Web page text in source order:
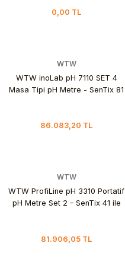
0,00 TL
WTW
WTW inoLab pH 7110 SET 4
Masa Tipi pH Metre - SenTix 81
86.083,20 TL
WTW
WTW ProfiLine pH 3310 Portatif
pH Metre Set 2 – SenTix 41 ile
81.906,05 TL